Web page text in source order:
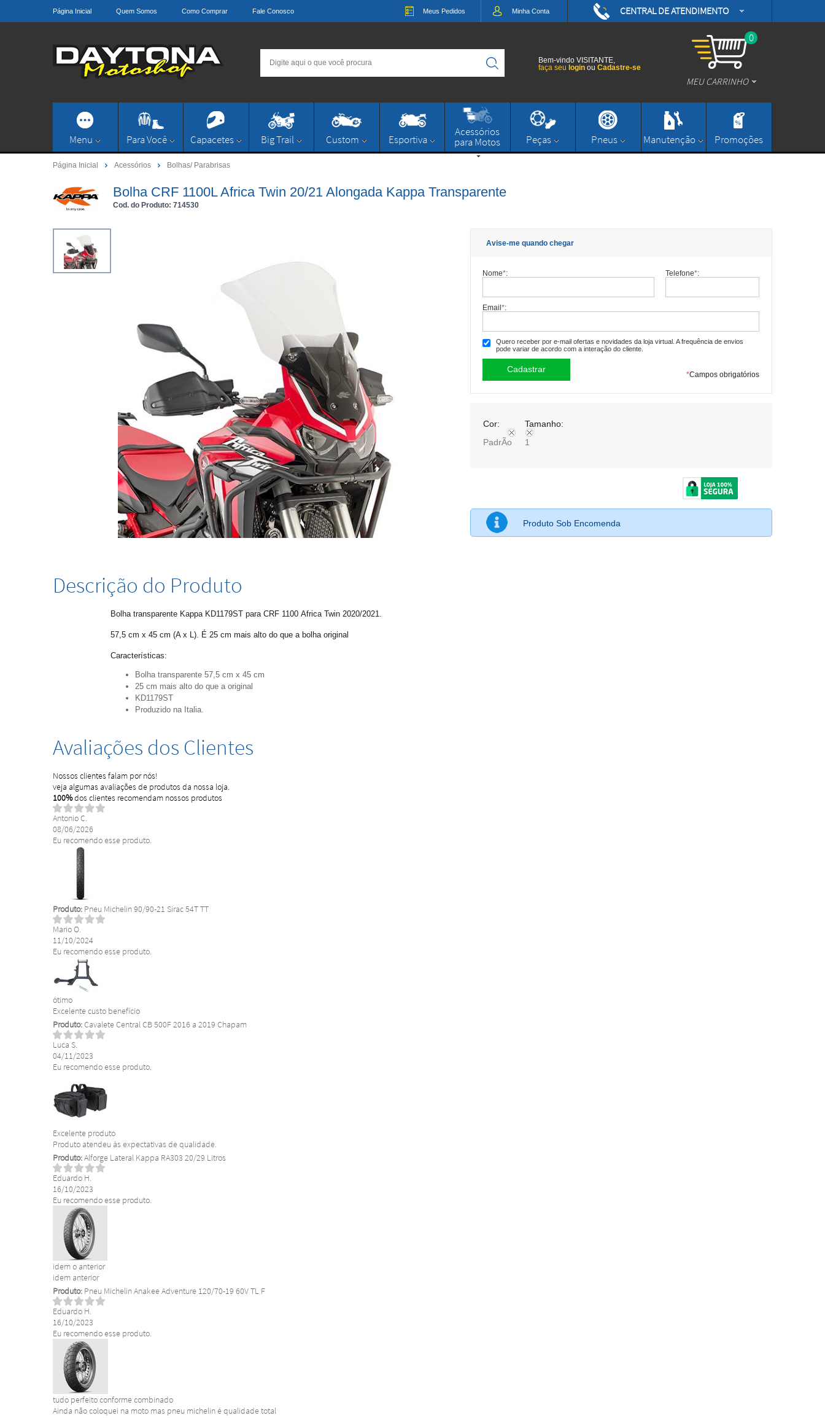
Página Inicial Quem Somos Como Comprar Fale Conosco CENTRAL DE ATENDIMENTO
/daytonamotos
/daytonamotos
contato@daytonamotoshop.com.br
Meus Pedidos MinhaConta
0
MEU CARRINHO
Bem-vindo VISITANTE,
faça seu login ou Cadastre-se
Menu Para Você Capacetes Big Trail Custom Esportiva
Acessórios
para Motos Peças Pneus Manutenção Promoções
Página Inicial Acessórios Bolhas/ Parabrisas
Bolha CRF 1100L Africa Twin 20/21 Alongada Kappa Transparente
Cod. do Produto: 714530
Avise-me quando chegar
Nome*: Telefone*:
Email*:
Quero receber por e-mail ofertas e novidades da loja virtual. A frequência de envios
pode variar de acordo com a interação do cliente.
*Campos obrigatórios
Cor:
PadrÃo
Tamanho:
1
Produto Sob Encomenda
Descrição do Produto
Bolha transparente Kappa KD1179ST para CRF 1100 Africa Twin 2020/2021.
57,5 cm x 45 cm (A x L). É 25 cm mais alto do que a bolha original
Características:
Bolha transparente 57,5 cm x 45 cm
25 cm mais alto do que a original
KD1179ST
Produzido na Italia.
Avaliações dos Clientes
Nossos clientes falam por nós!
veja algumas avaliações de produtos da nossa loja.
100%dos clientes recomendam nossos produtos
Antonio C.
08/06/2026
Eu recomendo esse produto.
Produto: Pneu Michelin 90/90-21 Sirac 54T TT
Mario O.
11/10/2024
Eu recomendo esse produto.
ótimo
Excelente custo benefício
Produto:Cavalete Central CB 500F 2016 a 2019 Chapam
Luca S.
04/11/2023
Eu recomendo esse produto.
Excelente produto
Produto atendeu às expectativas de qualidade.
Produto:Alforge Lateral Kappa RA303 20/29 Litros
Eduardo H.
16/10/2023
Eu recomendo esse produto.
idem o anterior
idem anterior
Produto: Pneu Michelin Anakee Adventure 120/70-19 60V TL F
Eduardo H.
16/10/2023
Eu recomendo esse produto.
tudo perfeito conforme combinado
Ainda não coloquei na moto mas pneu michelin é qualidade total